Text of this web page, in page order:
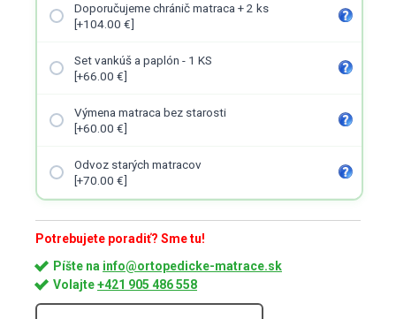
Doporučujeme chránič matraca + 2 ks
[+104.00 €]
Set vankúš a paplón - 1 KS
[+66.00 €]
Výmena matraca bez starosti
[+60.00 €]
Odvoz starých matracov
[+70.00 €]
Potrebujete poradiť? Sme tu!
Píšte na info@ortopedicke-matrace.sk
Volajte+421 905 486 558